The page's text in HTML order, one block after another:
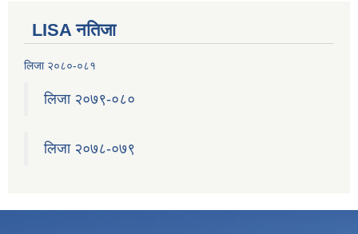
LISA नतिजा
लिजा २०८०-०८१
लिजा २०७९-०८०
लिजा २०७८-०७९